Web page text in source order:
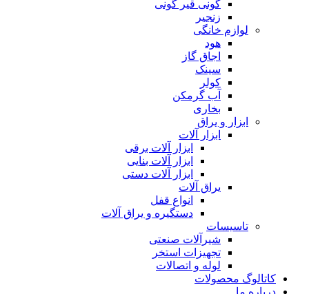
گونی قیر گونی
زنجیر
لوازم خانگی
هود
اجاق گاز
سینک
کولر
آب گرمکن
بخاری
ابزار و یراق
ابزار آلات
ابزار آلات برقی
ابزار آلات بنایی
ابزار آلات دستی
یراق آلات
انواع قفل
دستگیره و یراق آلات
تاسیسات
شیرآلات صنعتی
تجهیزات استخر
لوله و اتصالات
کاتالوگ محصولات